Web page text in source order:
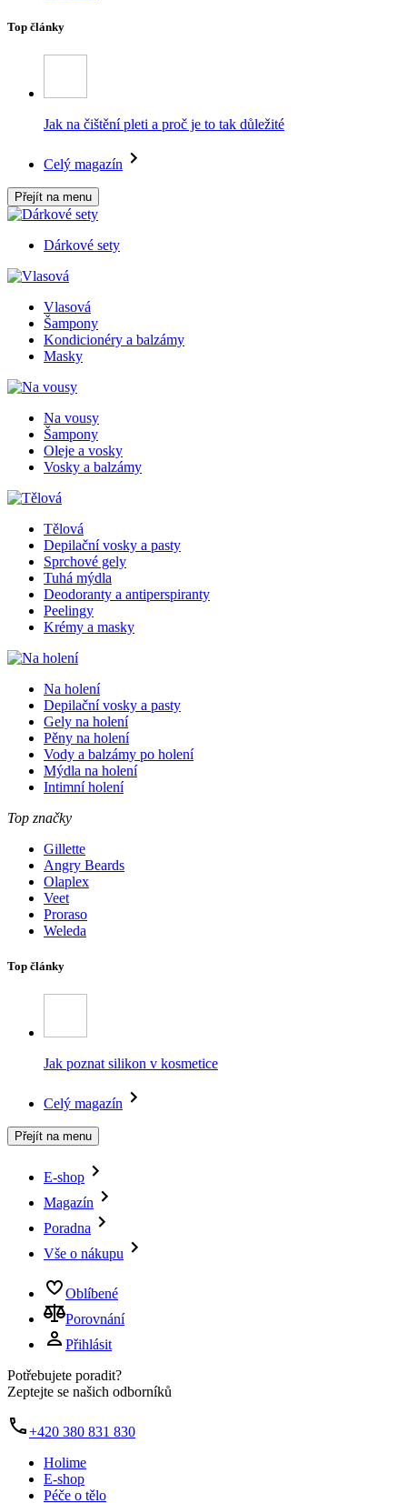
Top články
Jak na čištění pleti a proč je to tak důležité
Celý magazín
Přejít na menu
Dárkové sety
Vlasová
Šampony
Kondicionéry a balzámy
Masky
Na vousy
Šampony
Oleje a vosky
Vosky a balzámy
Tělová
Depilační vosky a pasty
Sprchové gely
Tuhá mýdla
Deodoranty a antiperspiranty
Peelingy
Krémy a masky
Na holení
Depilační vosky a pasty
Gely na holení
Pěny na holení
Vody a balzámy po holení
Mýdla na holení
Intimní holení
Top značky
Gillette
Angry Beards
Olaplex
Veet
Proraso
Weleda
Top články
Jak poznat silikon v kosmetice
Celý magazín
Přejít na menu
E-shop
Magazín
Poradna
Vše o nákupu
Oblíbené
Porovnání
Přihlásit
Potřebujete poradit?
Zeptejte se našich odborníků
+420 380 831 830
Holime
E-shop
Péče o tělo